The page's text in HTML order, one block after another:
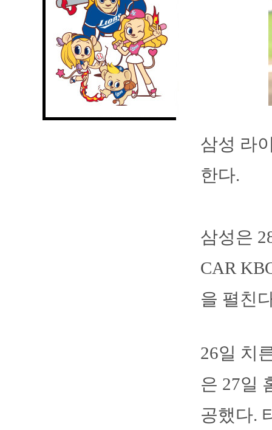
삼성 라
한다.
삼성은
CAR
을 펼친
26일 치
은 27일
공했다.